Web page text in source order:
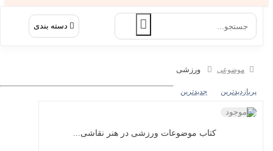
دسته بندی
موضوعی ورزشی
پربازدیدترین جدیدترین
کتاب ﻣﻮﺿﻮﻋﺎت ورزﺷﯽ در ﻫﻨﺮ ﻧﻘﺎﺷﯽ...
ناموجود